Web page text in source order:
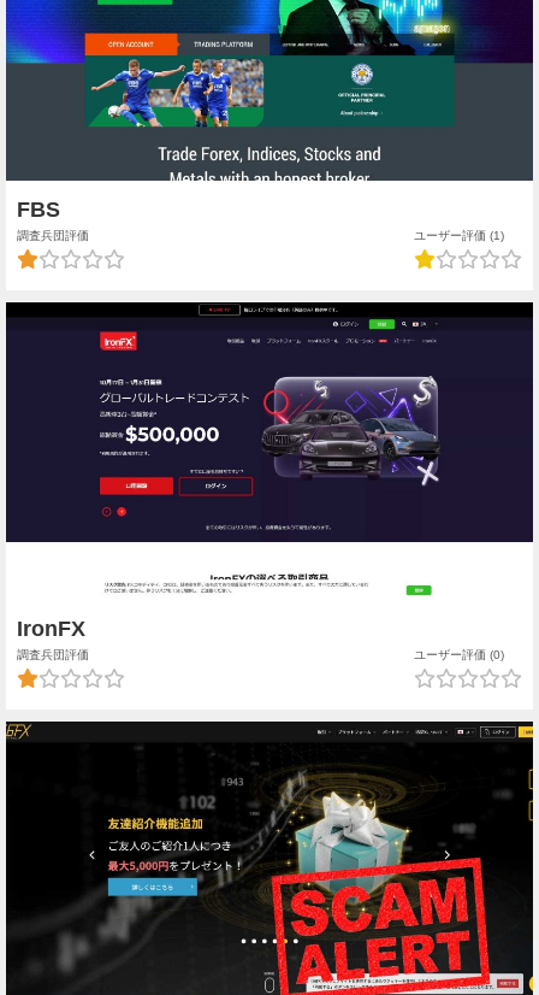
FBS
調査兵団評価 ユーザー評価 (1)
IronFX
調査兵団評価 ユーザー評価 (0)